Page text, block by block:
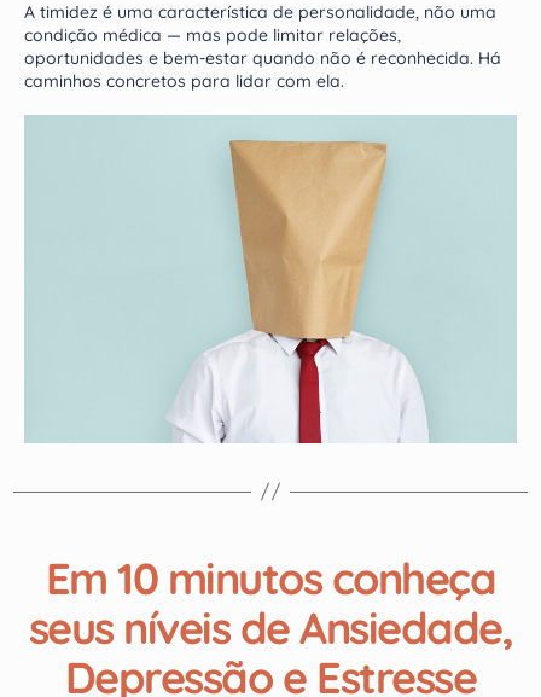
A timidez é uma característica de personalidade, não uma
condição médica — mas pode limitar relações,
oportunidades e bem-estar quando não é reconhecida. Há
caminhos concretos para lidar com ela.
Em 10 minutos conheça
seus níveis de Ansiedade,
Depressão e Estresse